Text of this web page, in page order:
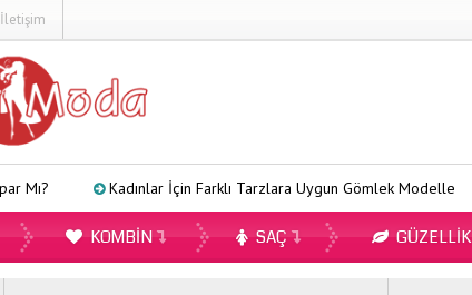
İletişim
Kadınlar İçin Farklı Tarzlara Uygun Gömlek Modelleri
KOMBIN SAÇ GÜZELLIK